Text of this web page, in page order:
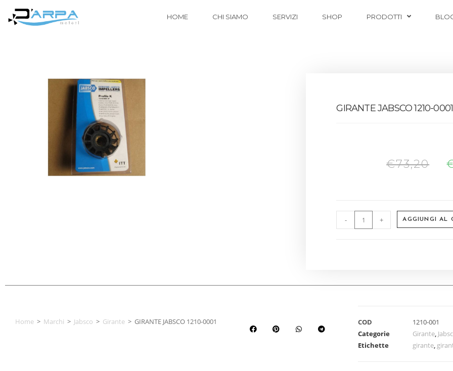
HOME CHI SIAMO SERVIZI SHOP PRODOTTI
GIRANTE JABSCO 1210-0001
€73,20
- + AGGIUNGI AL
Home > Marchi > Jabsco > Girante > GIRANTE JABSCO 1210-0001 COD
1210-001
Categorie
Girante,
Etichette
girante,